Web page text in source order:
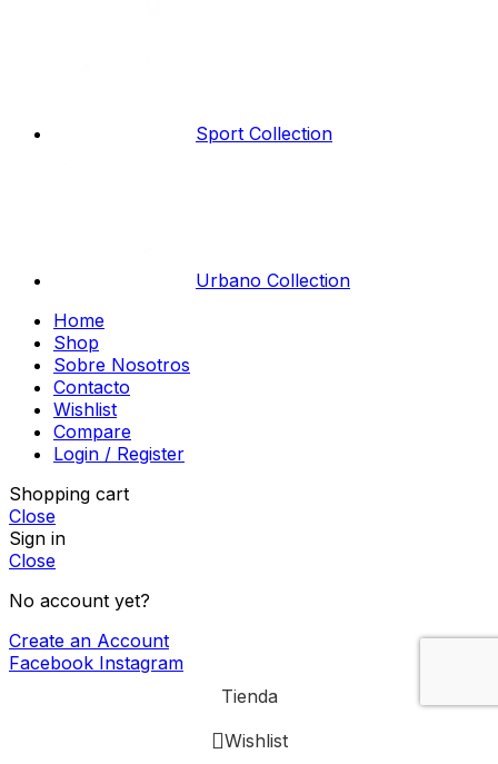
Sport Collection
Urbano Collection
Home
Shop
Sobre Nosotros
Contacto
Wishlist
Compare
Login / Register
Shopping cart
Close
Sign in
Close
No account yet?
Create an Account
Facebook Instagram
Tienda
Wishlist